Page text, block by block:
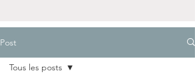
Post
Tous les posts